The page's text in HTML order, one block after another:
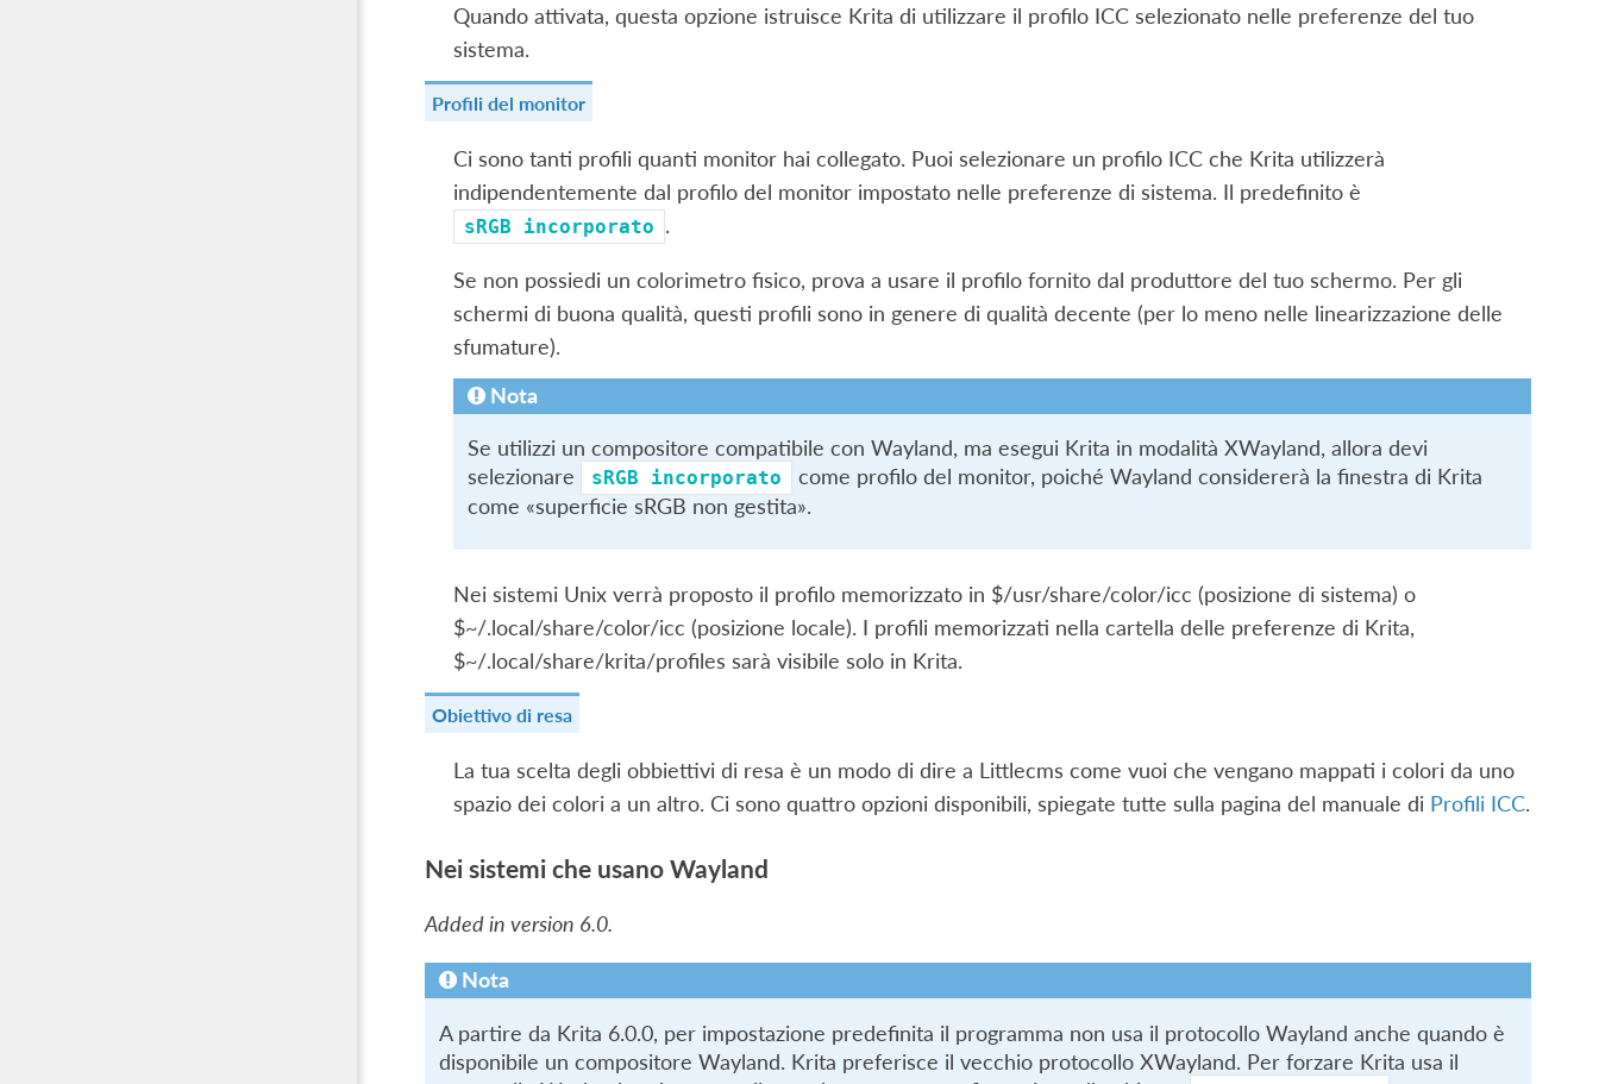
Quando attivata, questa opzione istruisce Krita di utilizzare il profilo ICC selezionato nelle preferenze del tuo
sistema.
Profili del monitor
Ci sono tanti profili quanti monitor hai collegato. Puoi selezionare un profilo ICC che Krita utilizzerà
indipendentemente dal profilo del monitor impostato nelle preferenze di sistema. Il predefinito è
sRGB incorporato .
Se non possiedi un colorimetro fisico, prova a usare il profilo fornito dal produttore del tuo schermo. Per gli
schermi di buona qualità, questi profili sono in genere di qualità decente (per lo meno nelle linearizzazione delle
sfumature).
Nota
Se utilizzi un compositore compatibile con Wayland, ma esegui Krita in modalità XWayland, allora devi
selezionare
sRGB incorporato
come profilo del monitor, poiché Wayland considererà la finestra di Krita
come «superficie sRGB non gestita».
Nei sistemi Unix verrà proposto il profilo memorizzato in $/usr/share/color/icc (posizione di sistema) o
$~/.local/share/color/icc (posizione locale). I profili memorizzati nella cartella delle preferenze di Krita,
$~/.local/share/krita/profiles sarà visibile solo in Krita.
Obiettivo di resa
La tua scelta degli obbiettivi di resa è un modo di dire a Littlecms come vuoi che vengano mappati i colori da uno
spazio dei colori a un altro. Ci sono quattro opzioni disponibili, spiegate tutte sulla pagina del manuale di Profili ICC.
Nei sistemi che usano Wayland
Added in version 6.0.
Nota
A partire da Krita 6.0.0, per impostazione predefinita il programma non usa il protocollo Wayland anche quando è
disponibile un compositore Wayland. Krita preferisce il vecchio protocollo XWayland. Per forzare Krita usa il